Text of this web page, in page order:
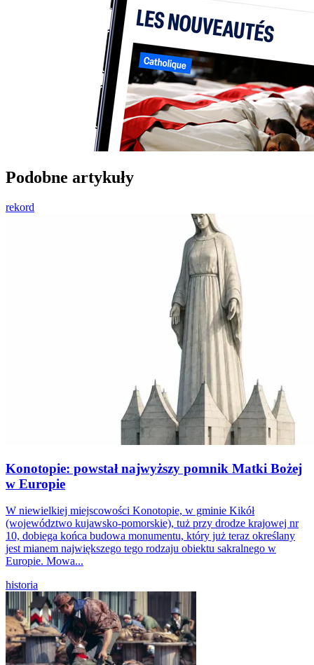
Podobne artykuły
rekord
Konotopie: powstał najwyższy pomnik Matki Bożej
w Europie
W niewielkiej miejscowości Konotopie, w gminie Kikół
(województwo kujawsko-pomorskie), tuż przy drodze krajowej nr
10, dobiega końca budowa monumentu, który już teraz określany
jest mianem największego tego rodzaju obiektu sakralnego w
Europie. Mowa...
historia